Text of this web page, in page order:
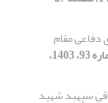
دفاعی مقام
[دوره 24، شماره 93، 1403،
سپهبد شهید